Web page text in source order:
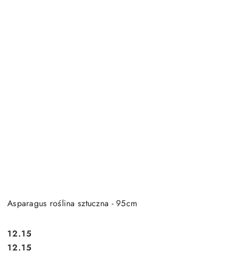
Asparagus roślina sztuczna - 95cm
Cena:
12.15
Cena:
12.15